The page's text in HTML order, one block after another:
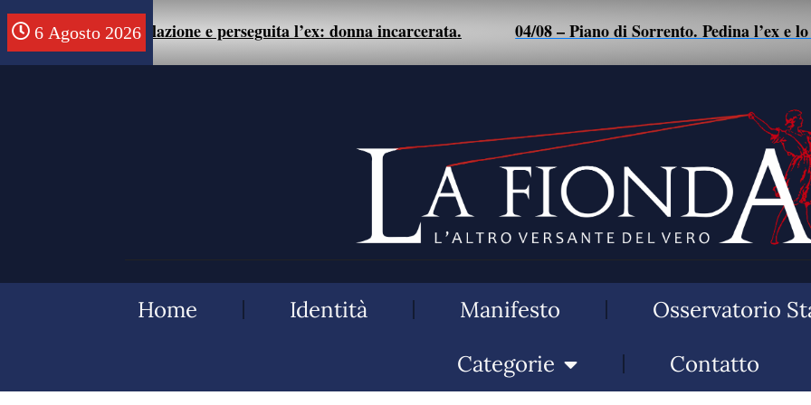
6 Agosto 2026
alla fine della relazione e perseguita l’ex: donna incarcerata. 04/08 – Piano di Sorrento. Pedina l’ex e lo
Home Identità Manifesto Osservatorio
Categorie
Contatto